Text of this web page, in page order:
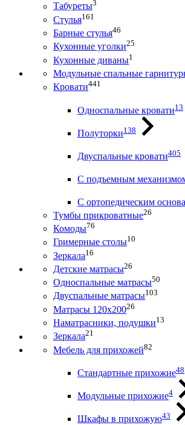
Табуреты3
Стулья161
Барные стулья46
Кухонные уголки25
Кухонные диваны1
Модульные спальные
Кровати441
Односпальные кровати13
Полуторки138
Двуспальные кровати405
С подъемным
С ортопедическим
Тумбы прикроватные26
Комоды76
Гримерные столы10
Зеркала16
Детские матрасы26
Односпальные матрасы50
Двуспальные матрасы103
Матрасы 120х20026
Наматрасники, подушки13
Зеркала21
Мебель для прихожей82
Стандартные прихожие48
Модульные прихожие4
Шкафы в прихожую43